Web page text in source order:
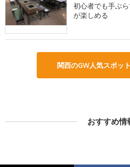
初心者でも手ぶ
が楽しめる
関西のGW人気スポッ
おすすめ情